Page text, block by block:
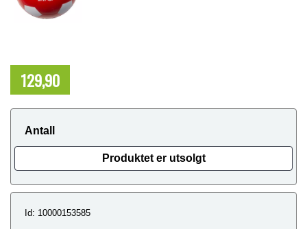
129,90
Antall
Produktet er utsolgt
Id: 10000153585